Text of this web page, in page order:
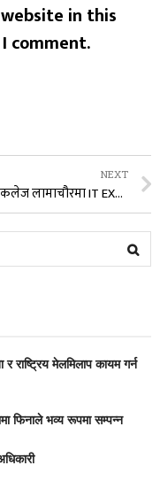
in this
comment.
NEXT
गण्डकी कलेज लामाचौरमा IT EXPO हुने
र राष्ट्रिय मेलमिलाप कायम गर्न
फिनाले भव्य रूपमा सम्पन्न